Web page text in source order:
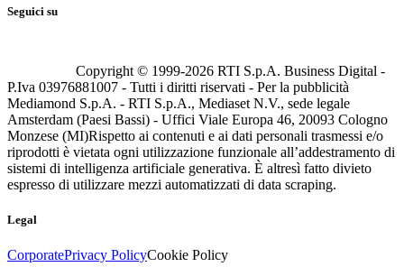
Seguici su
Copyright © 1999-2026 RTI S.p.A. Business Digital -
P.Iva 03976881007 - Tutti i diritti riservati - Per la pubblicità
Mediamond S.p.A. - RTI S.p.A., Mediaset N.V., sede legale
Amsterdam (Paesi Bassi) - Uffici Viale Europa 46, 20093 Cologno
Monzese (MI)Rispetto ai contenuti e ai dati personali trasmessi e/o
riprodotti è vietata ogni utilizzazione funzionale all’addestramento di
sistemi di intelligenza artificiale generativa. È altresì fatto divieto
espresso di utilizzare mezzi automatizzati di data scraping.
Legal
CorporatePrivacy PolicyCookie Policy